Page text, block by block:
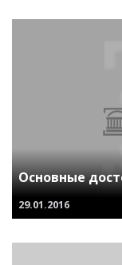
Основные
29.01.2016